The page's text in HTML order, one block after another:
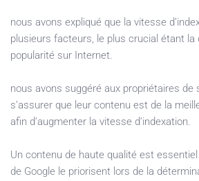
nous avons expliqué que la vitesse
plusieurs facteurs, le plus crucial étant la
popularité sur Internet.
nous avons suggéré aux propriétaires de
s’assurer que leur contenu est de la
afin d’augmenter la vitesse d’indexation.
Un contenu de haute qualité est
de Google le priorisent lors de la